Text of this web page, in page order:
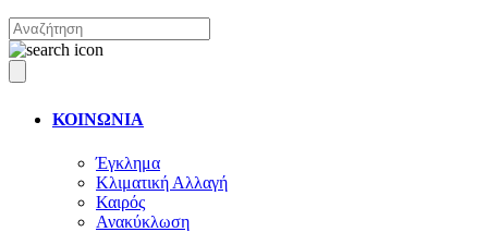
ΚΟΙΝΩΝΙΑ
Έγκλημα
Κλιματική Αλλαγή
Καιρός
Ανακύκλωση